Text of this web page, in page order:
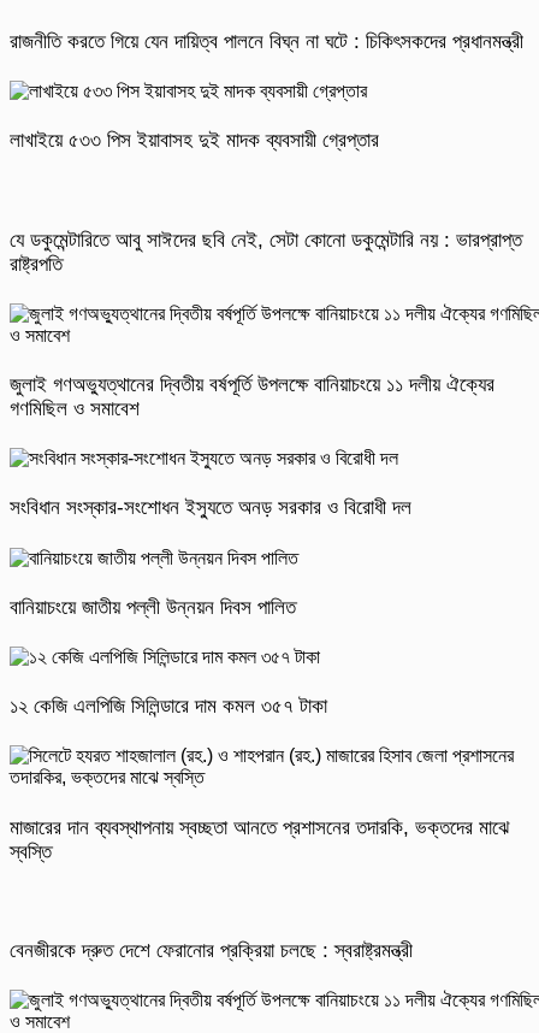
রাজনীতি করতে গিয়ে যেন দায়িত্ব পালনে বিঘ্ন না ঘটে : চিকিৎসকদের প্রধানমন্ত্রী
লাখাইয়ে ৫৩৩ পিস ইয়াবাসহ দুই মাদক ব্যবসায়ী গ্রেপ্তার
যে ডকুমেন্টারিতে আবু সাঈদের ছবি নেই, সেটা কোনো ডকুমেন্টারি নয় : ভারপ্রাপ্ত
রাষ্ট্রপতি
জুলাই গণঅভ্যুত্থানের দ্বিতীয় বর্ষপূর্তি উপলক্ষে বানিয়াচংয়ে ১১ দলীয় ঐক্যের
গণমিছিল ও সমাবেশ
সংবিধান সংস্কার-সংশোধন ইস্যুতে অনড় সরকার ও বিরোধী দল
বানিয়াচংয়ে জাতীয় পল্লী উন্নয়ন দিবস পালিত
১২ কেজি এলপিজি সিলিন্ডারে দাম কমল ৩৫৭ টাকা
মাজারের দান ব্যবস্থাপনায় স্বচ্ছতা আনতে প্রশাসনের তদারকি, ভক্তদের মাঝে
স্বস্তি
বেনজীরকে দ্রুত দেশে ফেরানোর প্রক্রিয়া চলছে : স্বরাষ্ট্রমন্ত্রী